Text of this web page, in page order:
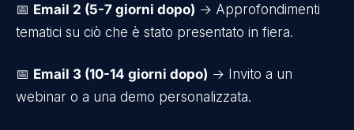
📅 Email 2 (5-7 giorni dopo) → Approfondimenti
tematici su ciò che è stato presentato in fiera.
📅 Email 3 (10-14 giorni dopo) → Invito a un
webinar o a una demo personalizzata.